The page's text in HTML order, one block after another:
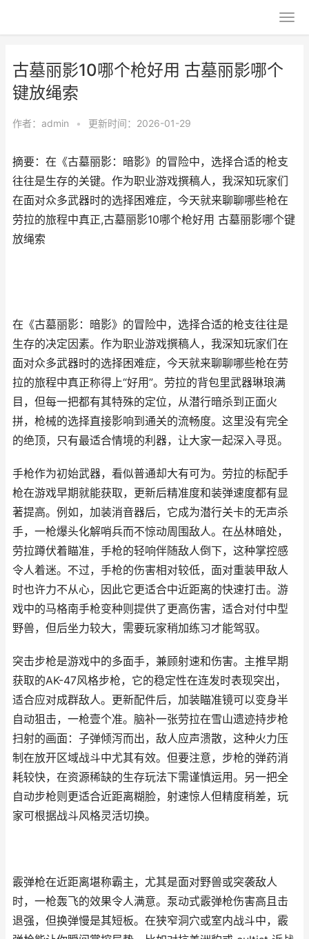
古墓丽影10哪个枪好用 古墓丽影哪个
键放绳索
作者： admin • 更新时间：2026-01-29
摘要：在《古墓丽影：暗影》的冒险中，选择合适的枪支
往往是生存的关键。作为职业游戏撰稿人，我深知玩家们
在面对众多武器时的选择困难症，今天就来聊聊哪些枪在
劳拉的旅程中真正,古墓丽影10哪个枪好用 古墓丽影哪个键
放绳索
在《古墓丽影：暗影》的冒险中，选择合适的枪支往往是
生存的决定因素。作为职业游戏撰稿人，我深知玩家们在
面对众多武器时的选择困难症，今天就来聊聊哪些枪在劳
拉的旅程中真正称得上“好用”。劳拉的背包里武器琳琅满
目，但每一把都有其特殊的定位，从潜行暗杀到正面火
拼，枪械的选择直接影响到通关的流畅度。这里没有完全
的绝顶，只有最适合情境的利器，让大家一起深入寻觅。
手枪作为初始武器，看似普通却大有可为。劳拉的标配手
枪在游戏早期就能获取，更新后精准度和装弹速度都有显
著提高。例如，加装消音器后，它成为潜行关卡的无声杀
手，一枪爆头化解哨兵而不惊动周围敌人。在丛林暗处，
劳拉蹲伏着瞄准，手枪的轻响伴随敌人倒下，这种掌控感
令人着迷。不过，手枪的伤害相对较低，面对重装甲敌人
时也许力不从心，因此它更适合中近距离的快速打击。游
戏中的马格南手枪变种则提供了更高伤害，适合对付中型
野兽，但后坐力较大，需要玩家稍加练习才能驾驭。
突击步枪是游戏中的多面手，兼顾射速和伤害。主推早期
获取的AK-47风格步枪，它的稳定性在连发时表现突出，
适合应对成群敌人。更新配件后，加装瞄准镜可以变身半
自动狙击，一枪壹个准。脑补一张劳拉在雪山遗迹持步枪
扫射的画面：子弹倾泻而出，敌人应声溃散，这种火力压
制在放开区域战斗中尤其有效。但要注意，步枪的弹药消
耗较快，在资源稀缺的生存玩法下需谨慎运用。另一把全
自动步枪则更适合近距离糊脸，射速惊人但精度稍差，玩
家可根据战斗风格灵活切换。
霰弹枪在近距离堪称霸主，尤其是面对野兽或突袭敌人
时，一枪轰飞的效果令人满意。泵动式霰弹枪伤害高且击
退强，但换弹慢是其短板。在狭窄洞穴或室内战斗中，霰